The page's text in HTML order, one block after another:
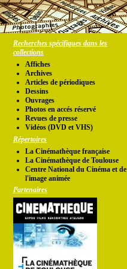
Recherches spécifiques dans les
collections
Affiches
Archives
Articles de périodiques
Dessins
Ouvrages
Photos en accés réservé
Revues de presse
Vidéos (DVD et VHS)
Répertoires
La Cinémathèque française
La Cinémathèque de Toulouse
Centre National du Cinéma et de
l'image animée
Partenaires